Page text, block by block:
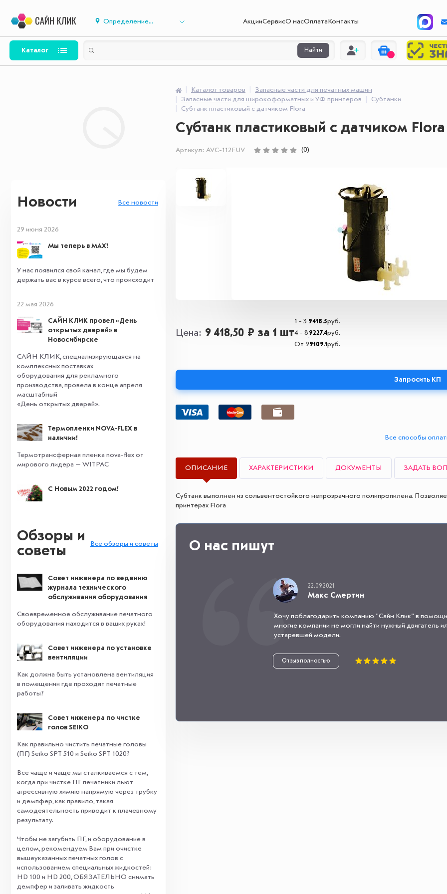
Определение... АкцииСервисО насОплата Контакты
Каталог Найти
Новости Все новости
29 июня 2026
Мы теперь в MAX!
У нас появился свой канал, где мы будем
держать вас в курсе всего, что происходит
22 мая 2026
САЙН КЛИК провел «День
открытых дверей» в
Новосибирске
САЙН КЛИК, специализирующаяся на
комплексных поставках
оборудования для рекламного
производства, провела в конце апреля
масштабный
«День открытых дверей».
Термопленки NOVA-FLEX в
наличии!
Термотрансферная пленка nova-flex от
мирового лидера — WITPAC
С Новым 2022 годом!
Обзоры и
советы
Все обзоры и советы
Совет инженера по ведению
журнала технического
обслуживания оборудования
Своевременное обслуживание печатного
оборудования находится в ваших руках!
Совет инженера по установке
вентиляции
Как должна быть установлена вентиляция
в помещении где проходят печатные
работы?
Совет инженера по чистке
голов SEIKO
Как правильно чистить печатные головы
(ПГ) Seiko SPT 510 и Seiko SPT 1020?
Все чаще и чаще мы сталкиваемся с тем,
когда при чистке ПГ печатники льют
агрессивную химию напрямую через трубку
и демпфер, как правило, такая
самодеятельность приводит к плачевному
результату.
Чтобы не загубить ПГ, и оборудование в
целом, рекомендуем Вам при очистке
вышеуказанных печатных голов с
использованием специальных жидкостей:
HD 100 и HD 200, ОБЯЗАТЕЛЬНО снимать
демпфер и заливать жидкость
Каталог товаров
Запасные части для печатных машин
Запасные части для широкоформатных и УФ принтеров
Субтанки
Субтанк пластиковый с датчиком Flora
Субтанк пластиковый с датчиком Flora
Артикул: AVC-112FUV (0)
Цена 9 418,50 ₽ за 1 шт
1 - 3 9418.5руб.
4 - 8 9227.4руб.
От 99109.1руб.
Запросить КП
Все способы
ОПИСАНИЕ ХАРАКТЕРИСТИКИ ДОКУМЕНТЫ ЗАДАТЬ
Субтанк выполнен из сольвентостойкого непрозрачного полипропилена.
принтерах Flora
О нас пишут
22.09.2021
Макс Смертин
Хочу поблагодарить компанию "Сайн Клик" в
многие компании не могли найти нужный двигатель
устаревшей модели.
Отзыв полностью